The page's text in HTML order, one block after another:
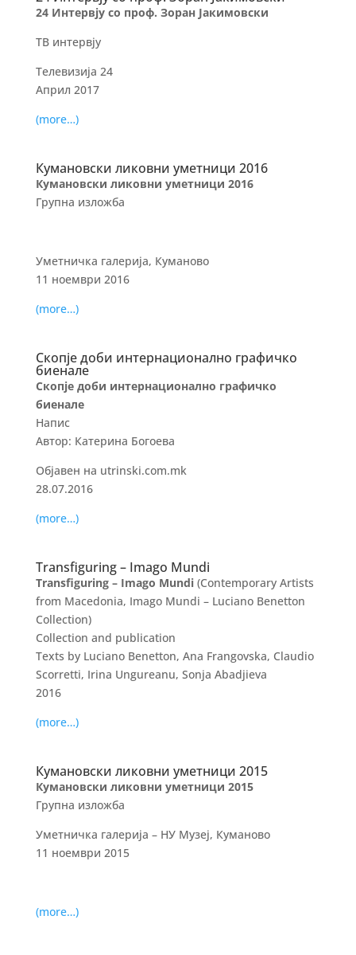
24 Интервју со проф. Зоран Јакимовски
ТВ интервју
Телевизија 24
Април 2017
(more…)
Кумановски ликовни уметници 2016
Кумановски ликовни уметници 2016
Групна изложба
Уметничка галерија, Куманово
11 ноември 2016
(more…)
Скопје доби интернационално графичко
биенале
Скопје доби интернационално графичко
биенале
Напис
Автор: Катерина Богоева
Објавен на utrinski.com.mk
28.07.2016
(more…)
Transfiguring – Imago Mundi
Transfiguring – Imago Mundi (Contemporary Artists
from Macedonia, Imago Mundi – Luciano Benetton
Collection)
Collection and publication
Texts by Luciano Benetton, Ana Frangovska, Claudio
Scorretti, Irina Ungureanu, Sonja Abadjieva
2016
(more…)
Кумановски ликовни уметници 2015
Кумановски ликовни уметници 2015
Групна изложба
Уметничка галерија – НУ Музеј, Куманово
11 ноември 2015
(more…)